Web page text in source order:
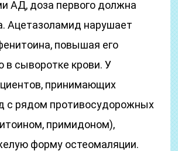
АД, доза первого должна
Ацетазоламид нарушает
повышая его
в сыворотке крови. У
принимающих
с рядом противосудорожных
примидоном),
форму остеомаляции.